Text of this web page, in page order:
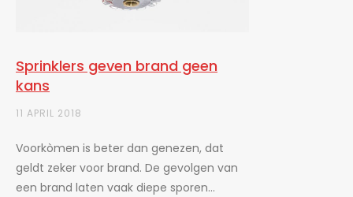
Sprinklers geven brand geen
kans
11 APRIL 2018
Voorkòmen is beter dan genezen, dat
geldt zeker voor brand. De gevolgen van
een brand laten vaak diepe sporen...